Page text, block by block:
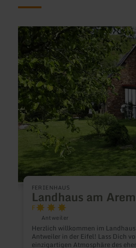
FERIENHAUS
Landhaus am
F
Antweiler
Herzlich willkommen im
Antweiler in der Eifel! Lass Dich
einzigartigen Atmosphäre des
mehr
erfahren
zu:
Landhaus
am
Aremberg